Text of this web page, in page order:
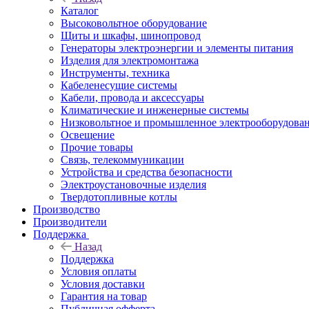
Каталог
Высоковольтное оборудование
Щиты и шкафы, шинопровод
Генераторы электроэнергии и элементы питания
Изделия для электромонтажа
Инструменты, техника
Кабеленесущие системы
Кабели, провода и аксессуары
Климатические и инженерные системы
Низковольтное и промышленное
Освещение
Прочие товары
Связь, телекоммуникации
Устройства и средства безопасности
Электроустановочные изделия
Твердотопливные котлы
Производство
Производители
Поддержка
Назад
Поддержка
Условия оплаты
Условия доставки
Гарантия на товар